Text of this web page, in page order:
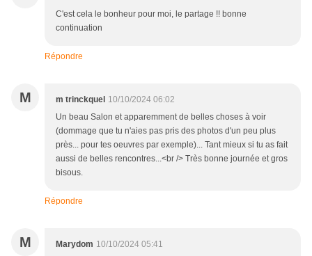
C'est cela le bonheur pour moi, le partage !! bonne
continuation
Répondre
M m trinckquel 10/10/2024 06:02
Un beau Salon et apparemment de belles choses à voir
(dommage que tu n'aies pas pris des photos d'un peu plus
près... pour tes oeuvres par exemple)... Tant mieux si tu as fait
aussi de belles rencontres...<br /> Très bonne journée et gros
bisous.
Répondre
M Marydom 10/10/2024 05:41